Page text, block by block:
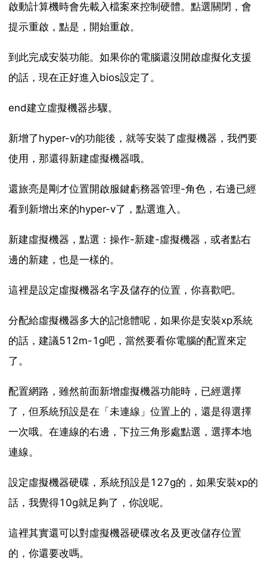
啟動計算機時會先載入檔案來控制硬體。點選關閉，會
提示重啟，點是，開始重啟。
到此完成安裝功能。如果你的電腦還沒開啟虛擬化支援
的話，現在正好進入bios設定了。
end建立虛擬機器步驟。
新增了hyper-v的功能後，就等安裝了虛擬機器，我們要
使用，那還得新建虛擬機器哦。
還旅亮是剛才位置開啟服鍵虧務器管理-角色，右邊已經
看到新增出來的hyper-v了，點選進入。
新建虛擬機器，點選：操作-新建-虛擬機器，或者點右
邊的新建，也是一樣的。
這裡是設定虛擬機器名字及儲存的位置，你喜歡吧。
分配給虛擬機器多大的記憶體呢，如果你是安裝xp系統
的話，建議512m-1g吧，當然要看你電腦的配置來定
了。
配置網路，雖然前面新增虛擬機器功能時，已經選擇
了，但系統預設是在「未連線」位置上的，還是得選擇
一次哦。在連線的右邊，下拉三角形處點選，選擇本地
連線。
設定虛擬機器硬碟，系統預設是127g的，如果安裝xp的
話，我覺得10g就足夠了，你說呢。
這裡其實還可以對虛擬機器硬碟改名及更改儲存位置
的，你還要改嗎。